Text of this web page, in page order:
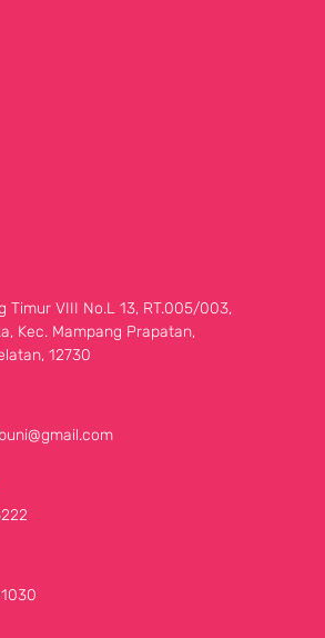
Timur VIII No.L 13, RT.005/003,
Kec. Mampang Prapatan,
12730